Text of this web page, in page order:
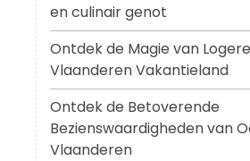
en culinair genot
Ontdek de Magie van
Vlaanderen Vakantieland
Ontdek de Betoverende
Bezienswaardigheden van
Vlaanderen